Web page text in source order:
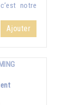
notre
Ajouter